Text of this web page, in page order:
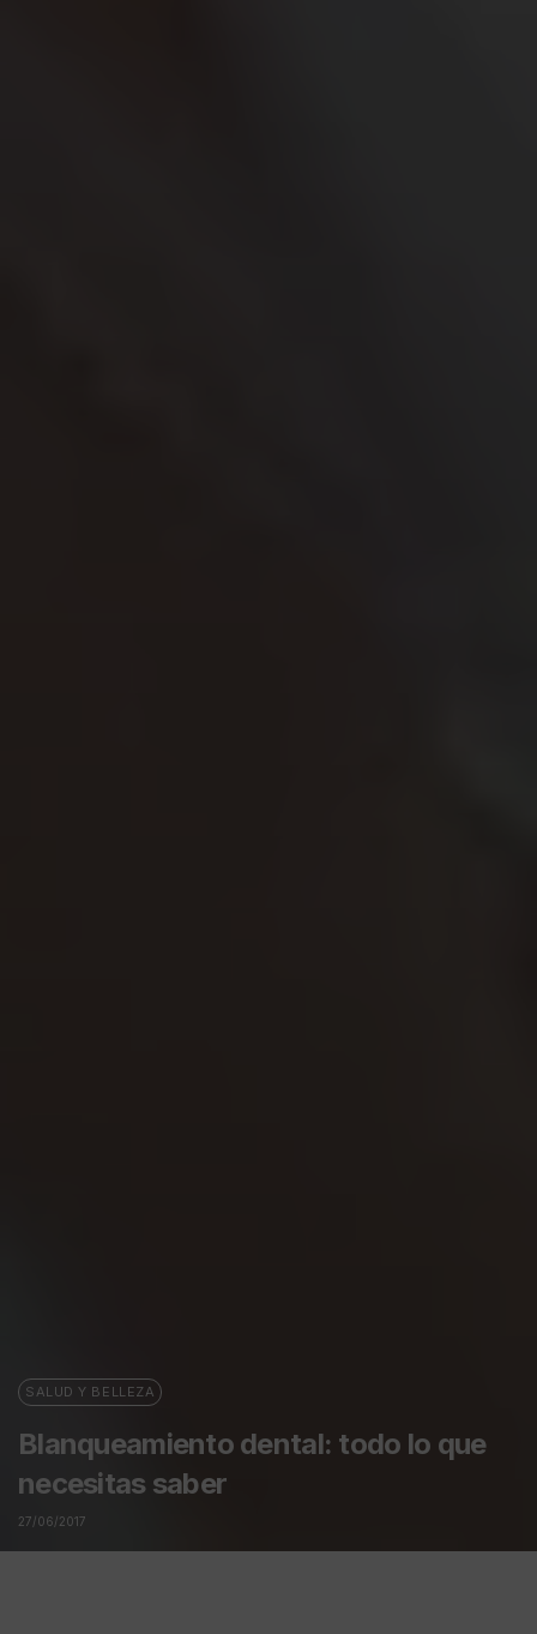
SALUD Y BELLEZA
Blanqueamiento dental: todo lo que
necesitas saber
27/06/2017